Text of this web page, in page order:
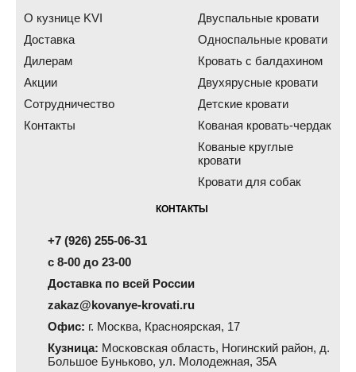
О кузнице KVI
Доставка
Дилерам
Акции
Сотрудничество
Контакты
Двуспальные кровати
Односпальные кровати
Кровать с балдахином
Двухярусные кровати
Детские кровати
Кованая кровать-чердак
Кованые круглые
кровати
Кровати для собак
КОНТАКТЫ
+7 (926) 255-06-31
с 8-00 до 23-00
Доставка по всей России
zakaz@kovanye-krovati.ru
Офис: г. Москва, Красноярская, 17
Кузница: Московская область, Ногинский район, д.
Большое Буньково, ул. Молодежная, 35А